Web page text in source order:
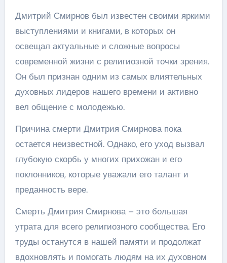
Дмитрий Смирнов был известен своими яркими
выступлениями и книгами, в которых он
освещал актуальные и сложные вопросы
современной жизни с религиозной точки зрения.
Он был признан одним из самых влиятельных
духовных лидеров нашего времени и активно
вел общение с молодежью.
Причина смерти Дмитрия Смирнова пока
остается неизвестной. Однако, его уход вызвал
глубокую скорбь у многих прихожан и его
поклонников, которые уважали его талант и
преданность вере.
Смерть Дмитрия Смирнова – это большая
утрата для всего религиозного сообщества. Его
труды останутся в нашей памяти и продолжат
вдохновлять и помогать людям на их духовном